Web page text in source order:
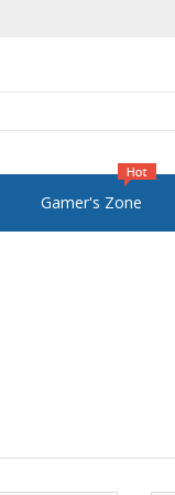
Gamer's Zone